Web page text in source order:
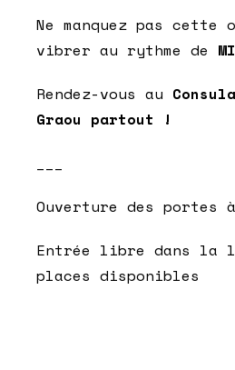
Ne manquez pas cette
vibrer au rythme de
Rendez-vous au
Graou partout !
Ouverture des portes
Entrée libre dans la
places disponibles